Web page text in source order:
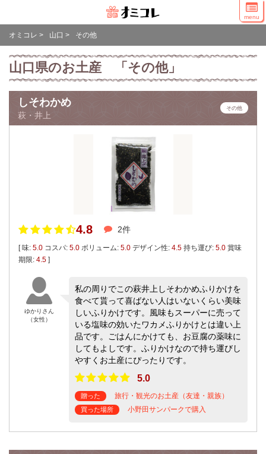
menu
オミコレ > 山口 > その他
山口県のお土産 「その他」
しそわかめ
萩・井上
その他
4.8 2件
[ 味: 5.0 コスパ: 5.0 ボリューム: 5.0 デザイン性: 4.5 持ち運び: 5.0 賞味
期限: 4.5 ]
ゆかりさん
（女性）
私の周りでこの萩井上しそわかめふりかけを
食べて貰って喜ばない人はいないくらい美味
しいふりかけです。風味もスーパーに売って
いる塩味の効いたワカメふりかけとは違い上
品です。ごはんにかけても、お豆腐の薬味に
してもよしです。ふりかけなので持ち運びし
やすくお土産にぴったりです。
5.0
贈った 旅行・観光のお土産（友達・親族）
買った場所 小野田サンパークで購入